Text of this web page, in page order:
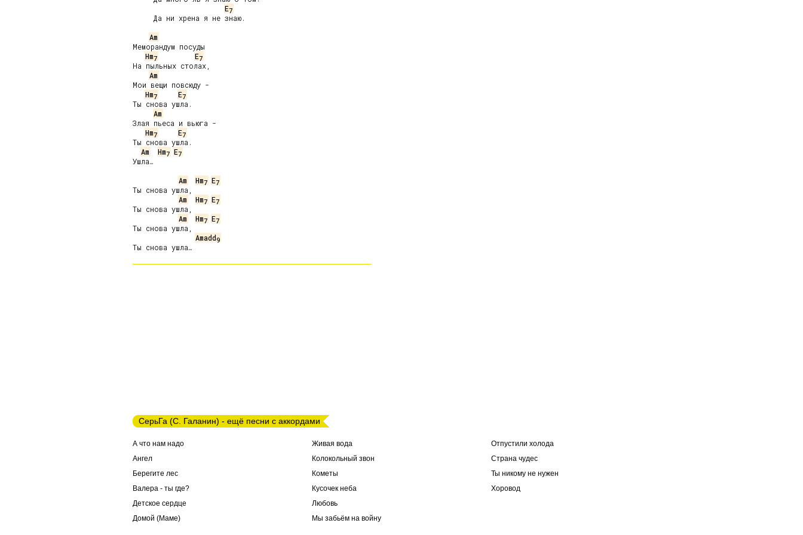
E7
     Да ни хрена я не знаю.
Am
Меморандум посуды
Hm7 E7
На пыльных столах,
Am
Мои вещи повсюду -
Hm7 E7
Ты снова ушла.
Am
Злая пьеса и вьюга -
Hm7 E7
Ты снова ушла.
Am
Hm7 E7
Ушла…
Am
Hm7 E7
Ты снова ушла,
Am
Hm7 E7
Ты снова ушла,
Am
Hm7 E7
Ты снова ушла,
Amadd9
СерьГа (С. Галанин) - ещё песни с аккордами
А что нам надо
Ангел
Берегите лес
Валера - ты где?
Детское сердце
Домой (Маме)
Живая вода
Колокольный звон
Кометы
Кусочек неба
Любовь
Мы забьём на войну
Отпустили холода
Страна чудес
Ты никому не нужен
Хоровод